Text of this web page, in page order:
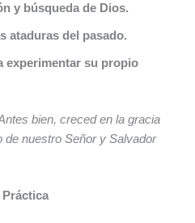
y búsqueda de Dios.
ataduras del pasado.
experimentar su propio
bien, creced en la gracia
de nuestro Señor y Salvador